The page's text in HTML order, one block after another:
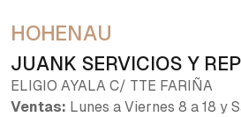
HOHENAU
JUANK SERVICIOS Y
ELIGIO AYALA C/ TTE FARIÑA
Ventas: Lunes a Viernes 8 a 18 y